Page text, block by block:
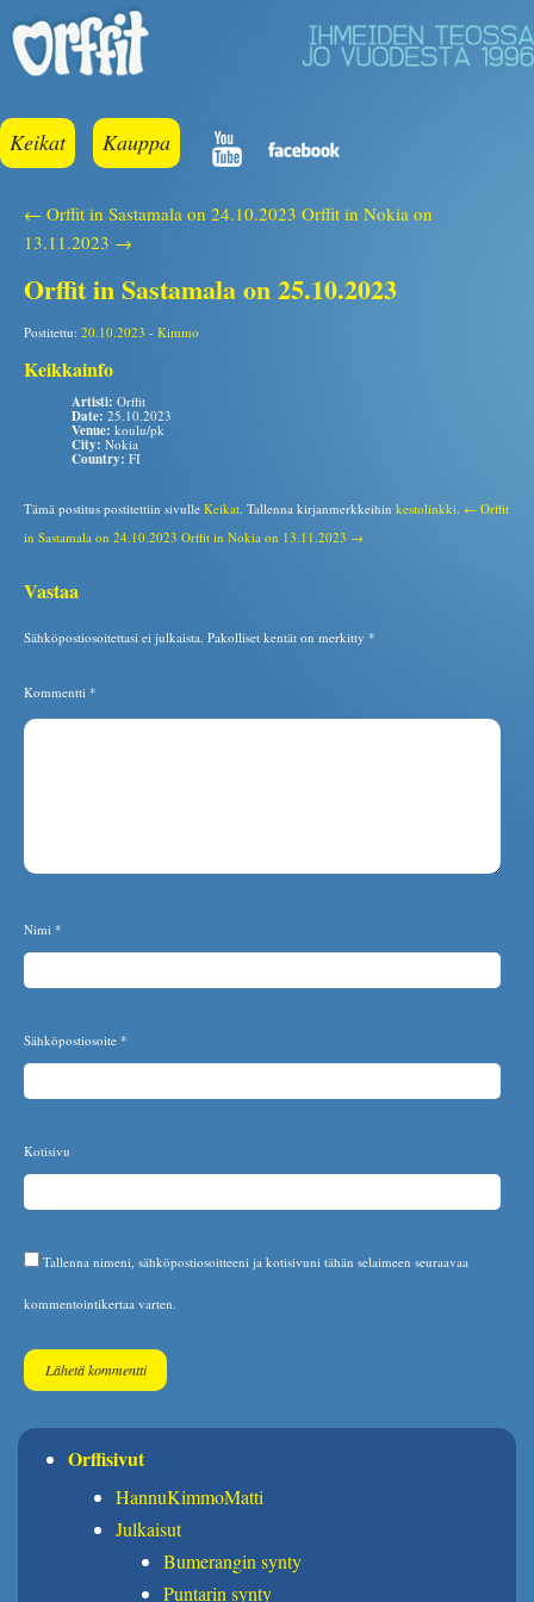
Keikat Kauppa
← Orffit in Sastamala on 24.10.2023 Orffit in Nokia on
13.11.2023 →
Orffit in Sastamala on 25.10.2023
Postitettu: 20.10.2023 - Kimmo
Keikkainfo
Artisti: Orffit
Date: 25.10.2023
Venue: koulu/pk
City: Nokia
Country: FI
Tämä postitus postitettiin sivulle Keikat . Tallenna kirjanmerkkeihin kestolinkki ← Orffit
in Sastamala on 24.10.2023 Orffit in Nokia on 13.11.2023 →
Vastaa
Sähköpostiosoitettasi ei julkaista. Pakolliset kentät on merkitty *
Kommentti *
Nimi *
Sähköpostiosoite *
Kotisivu
Tallenna nimeni, sähköpostiosoitteeni ja kotisivuni tähän selaimeen seuraavaa
kommentointikertaa varten.
Orffisivut
HannuKimmoMatti
Julkaisut
Bumerangin synty
Puntarin synty